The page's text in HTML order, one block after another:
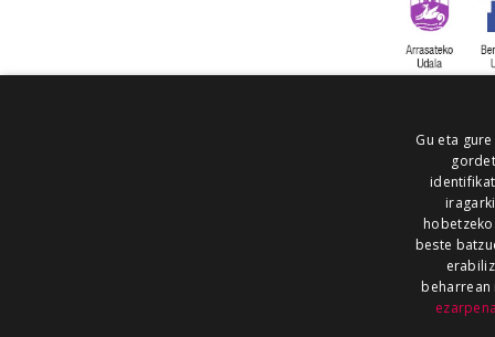
ALEA
Gu eta
hobetzeko.
beste
beharrean